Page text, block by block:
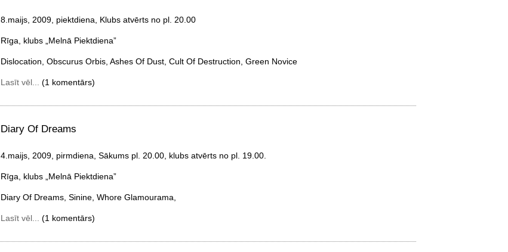
8.maijs, 2009, piektdiena , Klubs atvērts no pl. 20.00
Rīga, klubs „Melnā Piektdiena”
Dislocation, Obscurus Orbis, Ashes Of Dust, Cult Of Destruction, Green Novice
Lasīt vēl... (1 komentārs)
Diary Of Dreams
4.maijs, 2009, pirmdiena , Sākums pl. 20.00, klubs atvērts no pl. 19.00.
Rīga, klubs „Melnā Piektdiena”
Diary Of Dreams, Sinine, Whore Glamourama,
Lasīt vēl... (1 komentārs)